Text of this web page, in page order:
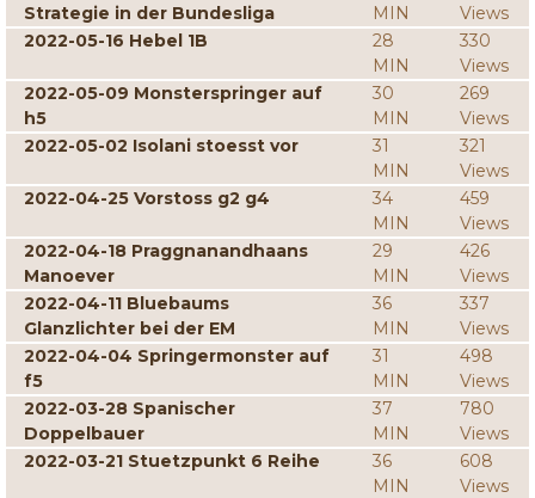
Strategie in der Bundesliga
MIN
Views
2022-05-16 Hebel 1B
28
MIN
330
Views
2022-05-09 Monsterspringer auf
h5
30
MIN
269
Views
2022-05-02 Isolani stoesst vor
31
MIN
321
Views
2022-04-25 Vorstoss g2 g4
34
MIN
459
Views
2022-04-18 Praggnanandhaans
Manoever
29
MIN
426
Views
2022-04-11 Bluebaums
Glanzlichter bei der EM
36
MIN
337
Views
2022-04-04 Springermonster auf
f5
31
MIN
498
Views
2022-03-28 Spanischer
Doppelbauer
37
MIN
780
Views
2022-03-21 Stuetzpunkt 6 Reihe
36
MIN
608
Views